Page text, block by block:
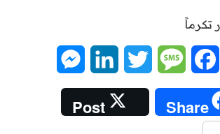
تكرماً
WhatsApp
Facebook
Message
Twitter
LinkedIn
Share
Post